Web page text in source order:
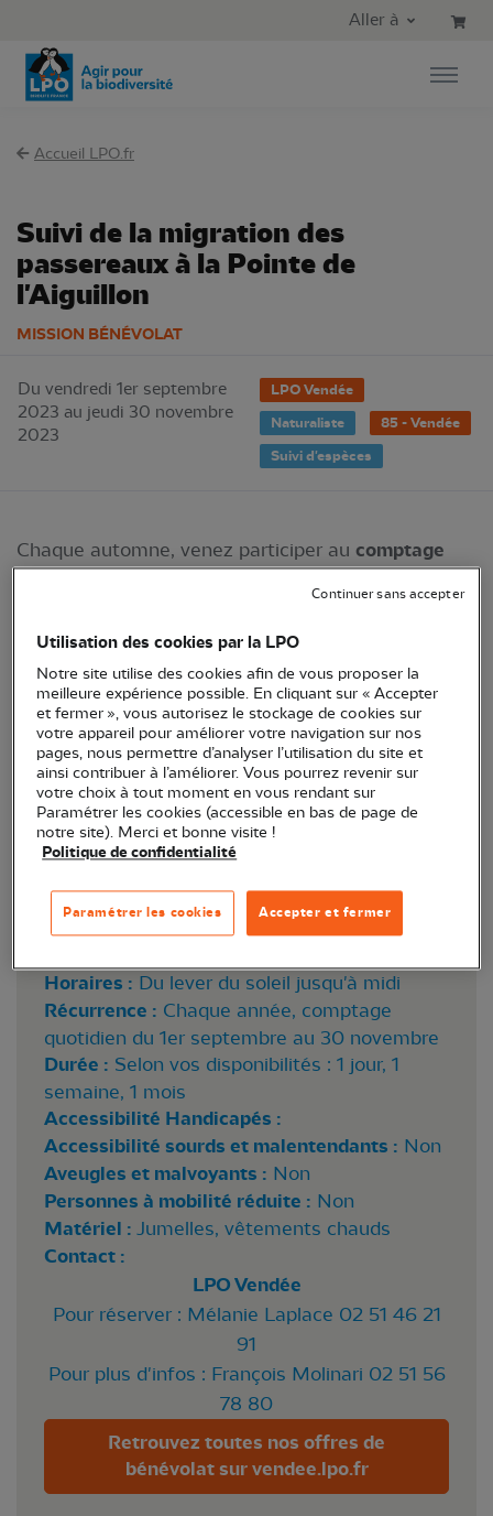
Aller au menu principal
Aller à
Accueil LPO.fr
Suivi de la migration des
passereaux à la Pointe de
l'Aiguillon
MISSION BÉNÉVOLAT
Du vendredi 1er septembre
2023 au jeudi 30 novembre
2023
LPO Vendée
Naturaliste
85 - Vendée
Suivi d'espèces
Chaque automne, venez participer au comptage
Chardonneret élégant en migration - Photo ©
Killian Beurville - LPO Vendée
Horaires : Du lever du soleil jusqu'à midi
Récurrence : Chaque année, comptage
quotidien du 1er septembre au 30 novembre
Durée : Selon vos disponibilités : 1 jour, 1
semaine, 1 mois
Accessibilité Handicapés :
Accessibilité sourds et malentendants : Non
Aveugles et malvoyants : Non
Personnes à mobilité réduite : Non
Matériel : Jumelles, vêtements chauds
Contact :
LPO Vendée
Pour réserver : Mélanie Laplace 02 51 46 21
91
Pour plus d'infos : François Molinari 02 51 56
78 80
Retrouvez toutes nos offres de
bénévolat sur vendee.lpo.fr
Utilisation des cookies par la LPO
Notre site utilise des cookies afin de vous proposer la
meilleure expérience possible. En cliquant sur « Accepter
et fermer », vous autorisez le stockage de cookies sur
votre appareil pour améliorer votre navigation sur nos
pages, nous permettre d’analyser l’utilisation du site et
ainsi contribuer à l’améliorer. Vous pourrez revenir sur
votre choix à tout moment en vous rendant sur
Paramétrer les cookies (accessible en bas de page de
notre site). Merci et bonne visite !
Politique de confidentialité
Accepter et fermer
Paramétrer les cookies
Continuer sans accepter